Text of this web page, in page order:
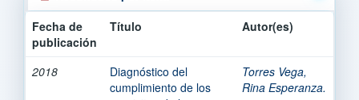
Fecha de
publicación
Título Autor(es)
2018
Diagnóstico del
cumplimiento de los
Torres Vega,
Rina Esperanza.